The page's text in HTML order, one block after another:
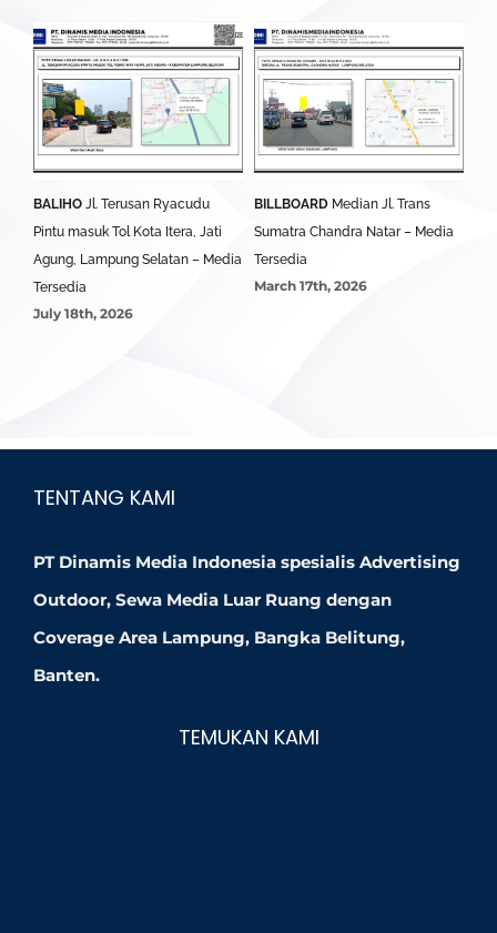
BALIHO Jl. Terusan Ryacudu
Pintu masuk Tol Kota Itera, Jati
Agung, Lampung Selatan – Media
Tersedia
July 18th, 2026
BILLBOARD Median Jl. Trans
Sumatra Chandra Natar – Media
Tersedia
March 17th, 2026
TENTANG KAMI
PT Dinamis Media Indonesia spesialis Advertising
Outdoor, Sewa Media Luar Ruang dengan
Coverage Area Lampung, Bangka Belitung,
Banten.
TEMUKAN KAMI